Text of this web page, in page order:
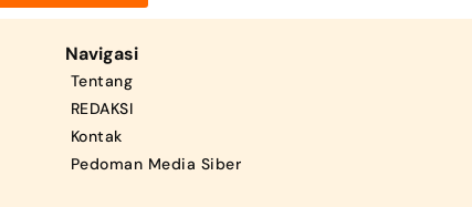
Navigasi
Tentang
REDAKSI
Kontak
Pedoman Media Siber